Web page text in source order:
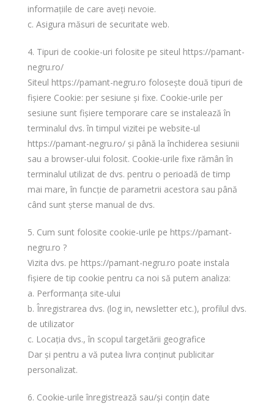
informațiile de care aveți nevoie.
c. Asigura măsuri de securitate web.
4. Tipuri de cookie-uri folosite pe siteul https://pamant-
negru.ro/
Siteul https://pamant-negru.ro folosește două tipuri de
fișiere Cookie: per sesiune și fixe. Cookie-urile per
sesiune sunt fișiere temporare care se instalează în
terminalul dvs. în timpul vizitei pe website-ul
https://pamant-negru.ro/ și până la închiderea sesiunii
sau a browser-ului folosit. Cookie-urile fixe rămân în
terminalul utilizat de dvs. pentru o perioadă de timp
mai mare, în funcție de parametrii acestora sau până
când sunt șterse manual de dvs.
5. Cum sunt folosite cookie-urile pe https://pamant-
negru.ro ?
Vizita dvs. pe https://pamant-negru.ro poate instala
fișiere de tip cookie pentru ca noi să putem analiza:
a. Performanța site-ului
b. Înregistrarea dvs. (log in, newsletter etc.), profilul dvs.
de utilizator
c. Locația dvs., în scopul targetării geografice
Dar și pentru a vă putea livra conținut publicitar
personalizat.
6. Cookie-urile înregistrează sau/și conțin date